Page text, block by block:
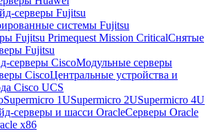
серверы Fujitsu
системы Fujitsu
Fujitsu Primequest Mission CriticalСнятые
Fujitsu
серверы CiscoМодульные серверы
CiscoЦентральные устройства и
Cisco UCS
Supermicro 1USupermicro 2USupermicro 4U
серверы и шасси OracleСерверы Oracle
x86